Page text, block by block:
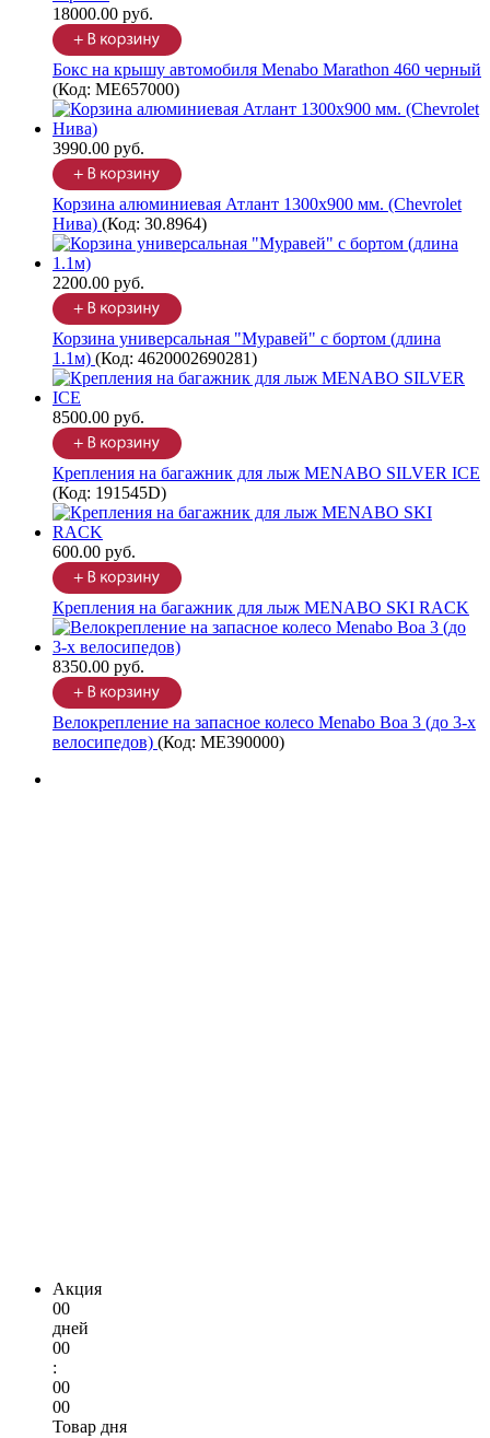
18000.00 руб.
Бокс на крышу автомобиля Menabo Marathon 460 черный
(Код: ME657000)
3990.00 руб.
Корзина алюминиевая Атлант 1300х900 мм. (Chevrolet
Нива) (Код: 30.8964)
2200.00 руб.
Корзина универсальная "Муравей" с бортом (длина
1.1м) (Код: 4620002690281)
8500.00 руб.
Крепления на багажник для лыж MENABO SILVER ICE
(Код: 191545D)
600.00 руб.
Крепления на багажник для лыж MENABO SKI RACK
8350.00 руб.
Велокрепление на запасное колесо Menabo Boa 3 (до 3-х
велосипедов) (Код: ME390000)
Акция
00
дней
00
:
00
00
Товар дня